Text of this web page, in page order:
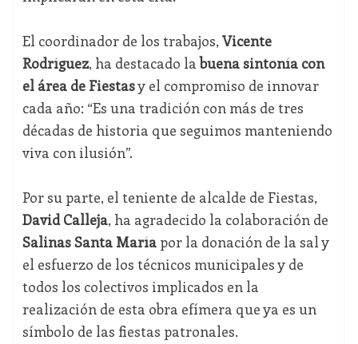
El coordinador de los trabajos, Vicente
Rodríguez, ha destacado labuena sintonía con
el área de Fiestasy el compromiso de innovar
cada año: “Es una tradición con más de tres
décadas de historia que seguimos manteniendo
viva con ilusión”.
Por su parte, el teniente de alcalde de Fiestas,
David Calleja, ha agradecido la colaboración de
Salinas Santa Maríapor la donación de la sal y
el esfuerzo de los técnicos municipales y de
todos los colectivos implicados en la
realización de esta obra efímera que ya es un
símbolo de las fiestas patronales.